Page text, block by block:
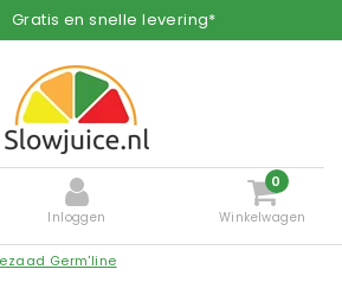
en snelle levering*
Inloggen
0
Winkelwagen
Germ'line